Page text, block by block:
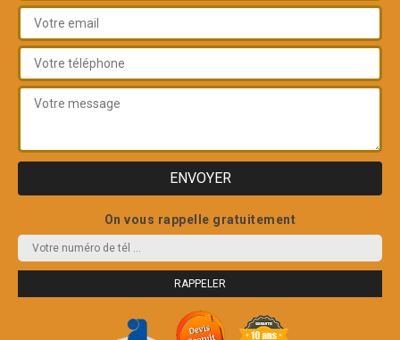
On vous rappelle gratuitement